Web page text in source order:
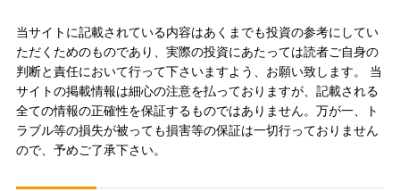
当サイトに記載されている内容はあくまでも投資の参考にしてい
ただくためのものであり、実際の投資にあたっては読者ご自身の
判断と責任において行って下さいますよう、お願い致します。 当
サイトの掲載情報は細心の注意を払っておりますが、記載される
全ての情報の正確性を保証するものではありません。万が一、ト
ラブル等の損失が被っても損害等の保証は一切行っておりません
ので、予めご了承下さい。